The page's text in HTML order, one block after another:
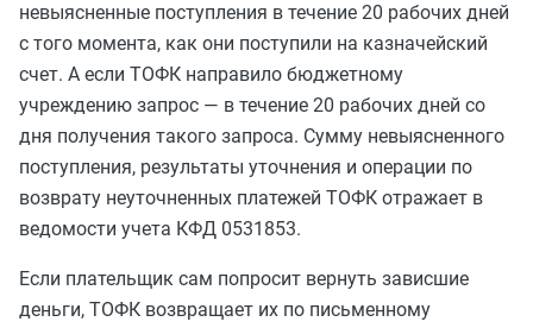
невыясненные поступления в течение 20 рабочих дней
с того момента, как они поступили на казначейский
счет. А если ТОФК направило бюджетному
учреждению запрос — в течение 20 рабочих дней со
дня получения такого запроса. Сумму невыясненного
поступления, результаты уточнения и операции по
возврату неуточненных платежей ТОФК отражает в
ведомости учета КФД 0531853.
Если плательщик сам попросит вернуть зависшие
деньги, ТОФК возвращает их по письменному